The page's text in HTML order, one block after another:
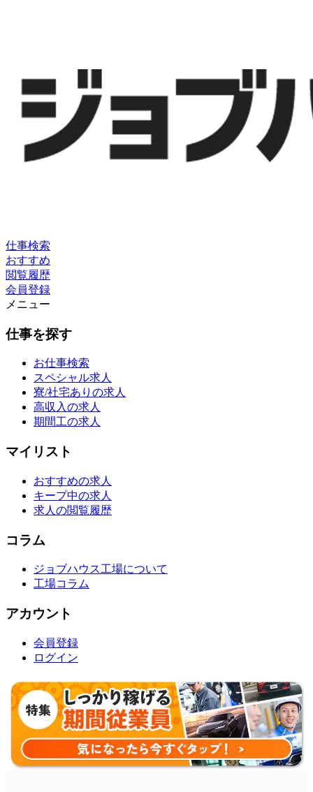
仕事検索
おすすめ
閲覧履歴
会員登録
メニュー
仕事を探す
お仕事検索
スペシャル求人
寮/社宅ありの求人
高収入の求人
期間工の求人
マイリスト
おすすめの求人
キープ中の求人
求人の閲覧履歴
コラム
ジョブハウス工場について
工場コラム
アカウント
会員登録
ログイン